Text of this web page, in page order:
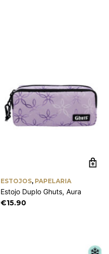
ESTOJOS, PAPELARIA
Estojo Duplo Ghuts, Aura
€15.90